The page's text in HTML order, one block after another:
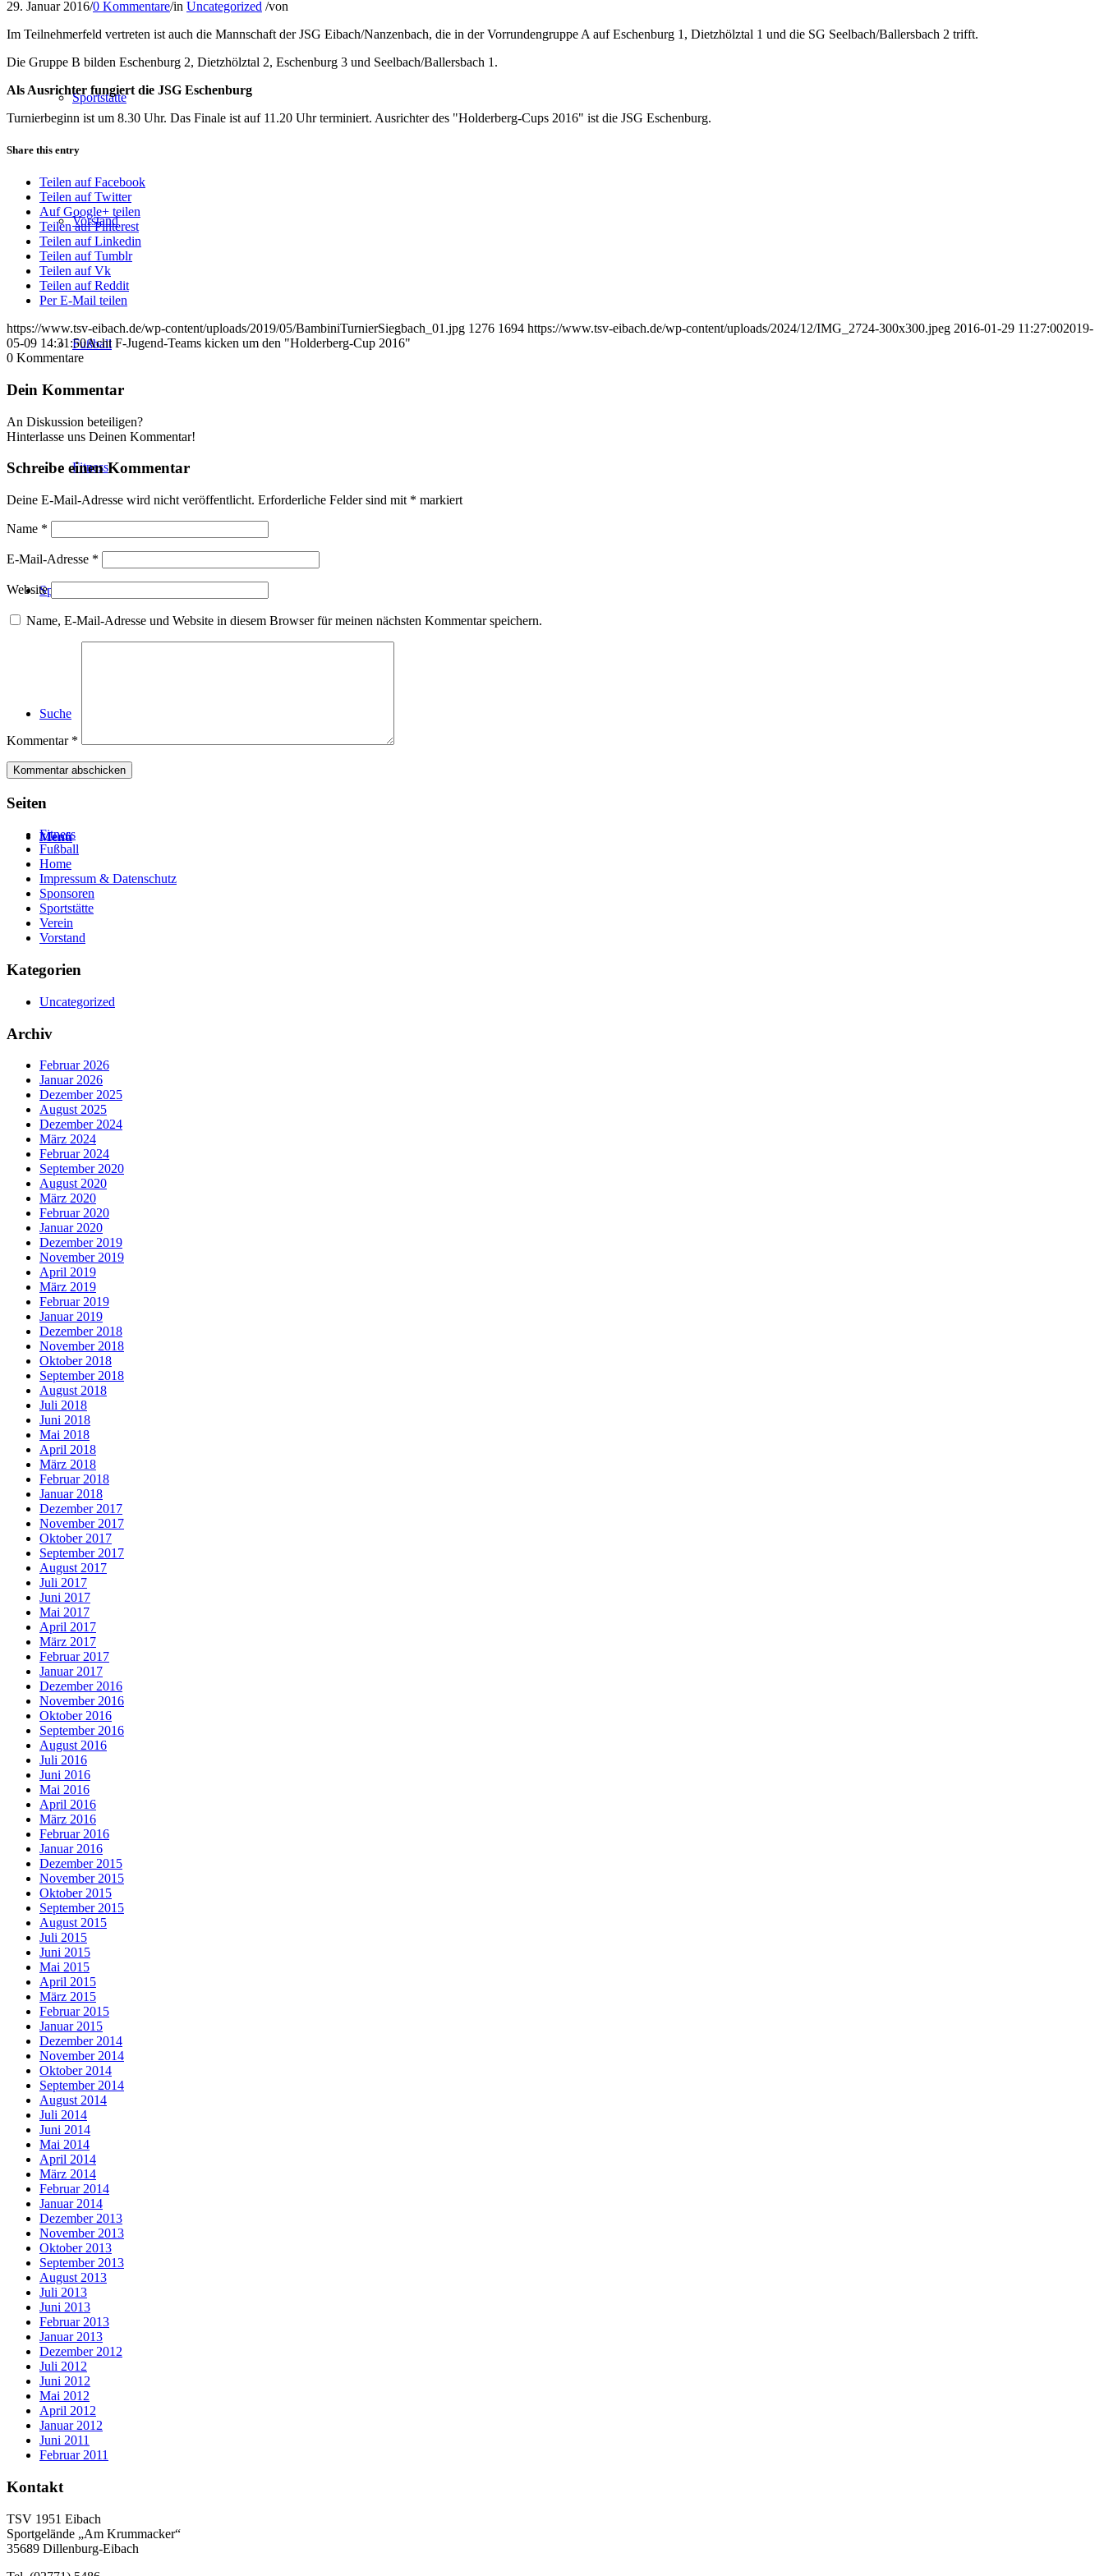
Sportstätte
Vorstand
Fußball
Fitness
Sponsoren
Suche
Menü
29. Januar 2016/0 Kommentare/in Uncategorized /von
Im Teilnehmerfeld vertreten ist auch die Mannschaft der JSG Eibach/Nanzenbach, die in der Vorrundengruppe A auf Eschenburg 1, Dietzhölztal 1 und die SG Seelbach/Ballersbach 2 trifft.
Die Gruppe B bilden Eschenburg 2, Dietzhölztal 2, Eschenburg 3 und Seelbach/Ballersbach 1.
Als Ausrichter fungiert die JSG Eschenburg
Turnierbeginn ist um 8.30 Uhr. Das Finale ist auf 11.20 Uhr terminiert. Ausrichter des "Holderberg-Cups 2016" ist die JSG Eschenburg.
Share this entry
Teilen auf Facebook
Teilen auf Twitter
Auf Google+ teilen
Teilen auf Pinterest
Teilen auf Linkedin
Teilen auf Tumblr
Teilen auf Vk
Teilen auf Reddit
Per E-Mail teilen
https://www.tsv-eibach.de/wp-content/uploads/2019/05/BambiniTurnierSiegbach_01.jpg 1276 1694 https://www.tsv-eibach.de/wp-content/uploads/2024/12/IMG_2724-300x300.jpeg 2016-01-29 11:27:002019-
05-09 14:31:50Acht F-Jugend-Teams kicken um den "Holderberg-Cup 2016"
0 Kommentare
Dein Kommentar
An Diskussion beteiligen?
Hinterlasse uns Deinen Kommentar!
Schreibe einen Kommentar
Deine E-Mail-Adresse wird nicht veröffentlicht. Erforderliche Felder sind mit * markiert
Name *
E-Mail-Adresse *
Website
Name, E-Mail-Adresse und Website in diesem Browser für meinen nächsten Kommentar speichern.
Kommentar *
Seiten
Fitness
Fußball
Home
Impressum & Datenschutz
Sponsoren
Sportstätte
Verein
Vorstand
Kategorien
Uncategorized
Archiv
Februar 2026
Januar 2026
Dezember 2025
August 2025
Dezember 2024
März 2024
Februar 2024
September 2020
August 2020
März 2020
Februar 2020
Januar 2020
Dezember 2019
November 2019
April 2019
März 2019
Februar 2019
Januar 2019
Dezember 2018
November 2018
Oktober 2018
September 2018
August 2018
Juli 2018
Juni 2018
Mai 2018
April 2018
März 2018
Februar 2018
Januar 2018
Dezember 2017
November 2017
Oktober 2017
September 2017
August 2017
Juli 2017
Juni 2017
Mai 2017
April 2017
März 2017
Februar 2017
Januar 2017
Dezember 2016
November 2016
Oktober 2016
September 2016
August 2016
Juli 2016
Juni 2016
Mai 2016
April 2016
März 2016
Februar 2016
Januar 2016
Dezember 2015
November 2015
Oktober 2015
September 2015
August 2015
Juli 2015
Juni 2015
Mai 2015
April 2015
März 2015
Februar 2015
Januar 2015
Dezember 2014
November 2014
Oktober 2014
September 2014
August 2014
Juli 2014
Juni 2014
Mai 2014
April 2014
März 2014
Februar 2014
Januar 2014
Dezember 2013
November 2013
Oktober 2013
September 2013
August 2013
Juli 2013
Juni 2013
Februar 2013
Januar 2013
Dezember 2012
Juli 2012
Juni 2012
Mai 2012
April 2012
Januar 2012
Juni 2011
Februar 2011
Kontakt
TSV 1951 Eibach
Sportgelände „Am Krummacker“
35689 Dillenburg-Eibach